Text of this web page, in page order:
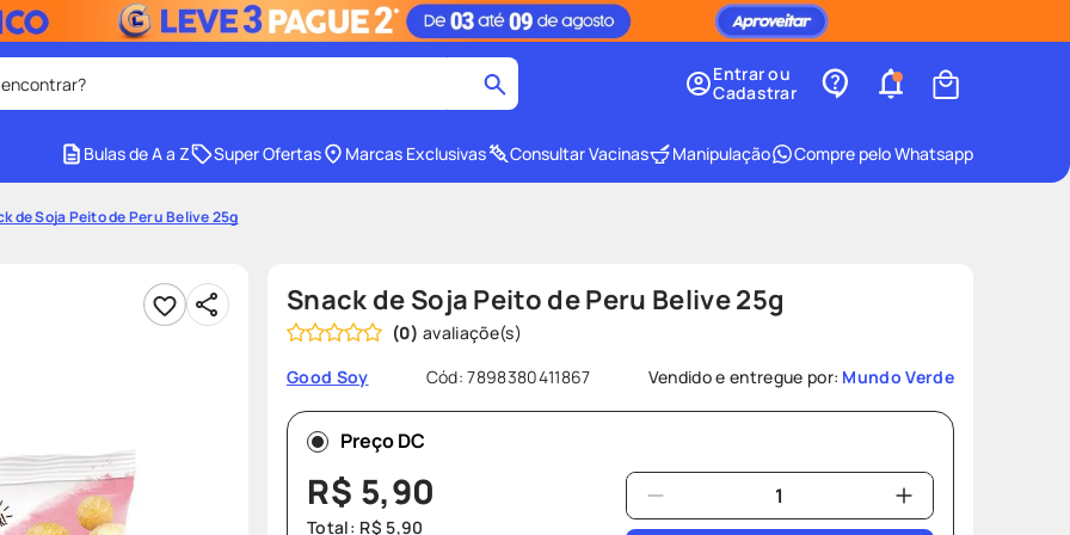
facial 4º shampoo
8º protetor solar
teste gravidez
Entrar ou
Cadastrar
Bulas de A a Z Super Ofertas Marcas Exclusivas Consultar Vacinas Manipulação Compre pelo Whatsapp
de Soja Peito de Peru Belive 25g
Snack de Soja Peito de Peru Belive 25g
(0)
Good Soy
Cód:7898380411867 Vendido e entregue por: Mundo Verde
Preço DC
R$ 5,90
Total: R$ 5,90